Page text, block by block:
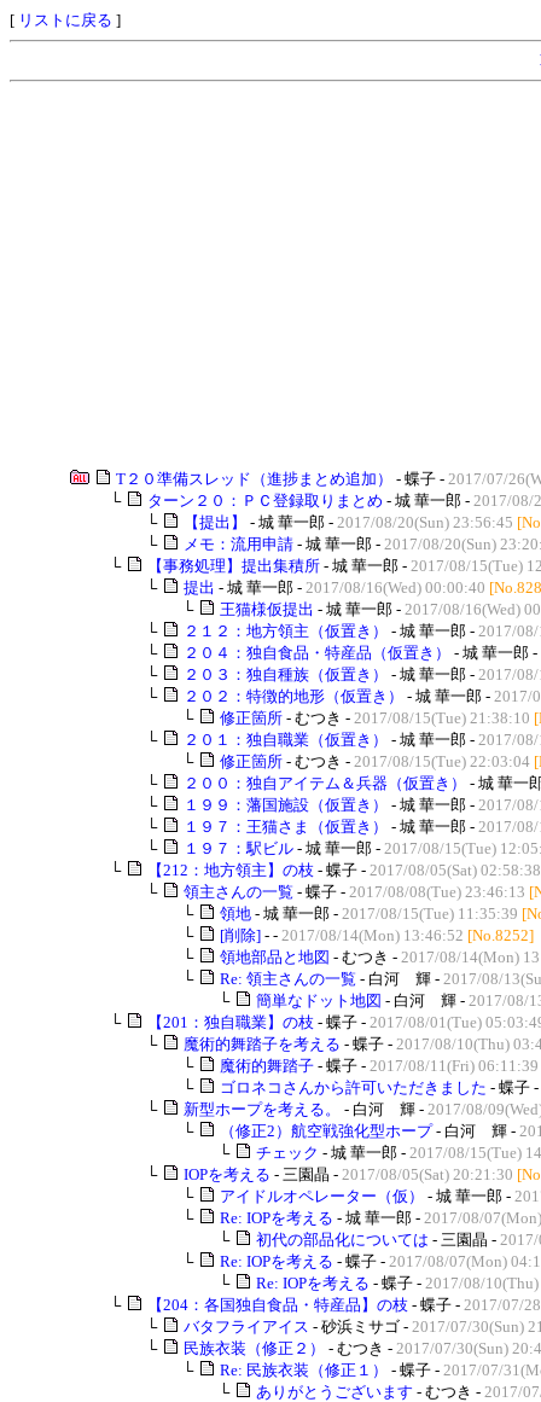
[ リストに戻る ]
T２０準備スレッド（進捗まとめ追加） - 蝶子 - 2017/07/
└
ターン２０：ＰＣ登録取りまとめ - 城 華一郎 - 2017/08/
└
【提出】 - 城 華一郎 - 2017/08/20(Sun) 23:56:45
└
メモ：流用申請 - 城 華一郎 - 2017/08/20(Sun)
└
【事務処理】提出集積所 - 城 華一郎 - 2017/08/15(Tue)
└
提出 - 城 華一郎 - 2017/08/16(Wed) 00:00:40
└
王猫様仮提出 - 城 華一郎 - 2017/08/16(Wed)
└
２１２：地方領主（仮置き） - 城 華一郎 - 2017/
└
２０４：独自食品・特産品（仮置き）
- 城 華一郎 -
└
２０３：独自種族（仮置き） - 城 華一郎 - 2017/
└
２０２：特徴的地形（仮置き） - 城 華一郎 - 2017/
└
修正箇所 - むつき - 2017/08/15(Tue) 21:38:10
└
２０１：独自職業（仮置き） - 城 華一郎 - 2017/
└
修正箇所 - むつき - 2017/08/15(Tue) 22:03:04
└
２００：独自アイテム＆兵器（仮置き）
- 城 華一
└
１９９：藩国施設（仮置き） - 城 華一郎 - 2017/
└
１９７：王猫さま（仮置き） - 城 華一郎 - 2017/
└
１９７：駅ビル - 城 華一郎 - 2017/08/15(Tue)
└
【212：地方領主】の枝 - 蝶子 - 2017/08/05(Sat) 02:58:38
└
領主さんの一覧 - 蝶子 - 2017/08/08(Tue) 23:46:13
└
領地 - 城 華一郎 - 2017/08/15(Tue) 11:35:39
└
[削除] - - 2017/08/14(Mon) 13:46:52 [No.8252]
└
領地部品と地図 - むつき - 2017/08/14(Mon)
└
Re: 領主さんの一覧 - 白河 輝 - 2017/08/
└
簡単なドット地図 - 白河 輝 - 2017/08/
└
【201：独自職業】の枝 - 蝶子 - 2017/08/01(Tue)
└
魔術的舞踏子を考える - 蝶子 - 2017/08/10(Thu)
└
魔術的舞踏子 - 蝶子 - 2017/08/11(Fri) 06:11:39
└
ゴロネコさんから許可いただきました - 蝶子 -
└
新型ホープを考える。 - 白河 輝 - 2017/08/
└
（修正2）航空戦強化型ホープ- 白河 輝 -
└
チェック - 城 華一郎 - 2017/08/15(Tue)
└
IOPを考える - 三園晶 - 2017/08/05(Sat) 20:21:30
└
アイドルオペレーター（仮） - 城 華一郎 -
└
Re: IOPを考える - 城 華一郎 - 2017/08/
└
初代の部品化については - 三園晶 -
└
Re: IOPを考える - 蝶子 - 2017/08/07(Mon)
└
Re: IOPを考える - 蝶子 - 2017/08/
└
【204：各国独自食品・特産品】の枝 - 蝶子 - 2017/07/
└
バタフライアイス - 砂浜ミサゴ - 2017/07/30(Sun)
└
民族衣装（修正２） - むつき - 2017/07/30(Sun)
└
Re: 民族衣装（修正１） - 蝶子 - 2017/07/
└
ありがとうございます - むつき - 2017/